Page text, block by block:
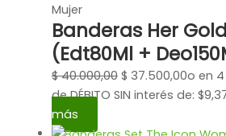
Mujer
Banderas Her
(Edt80Ml +
$40.000,00 $ 37.500,00o en
de DÉBITO SIN interés de:
más